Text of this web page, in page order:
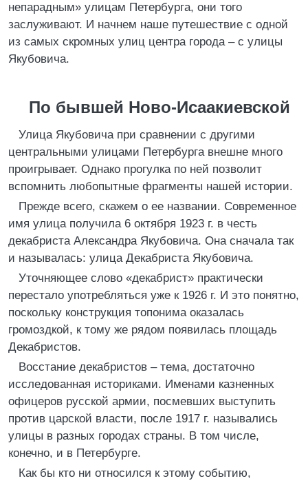
непарадным» улицам Петербурга, они того
заслуживают. И начнем наше путешествие с одной
из самых скромных улиц центра города – с улицы
Якубовича.
По бывшей Ново-Исаакиевской
Улица Якубовича при сравнении с другими
центральными улицами Петербурга внешне много
проигрывает. Однако прогулка по ней позволит
вспомнить любопытные фрагменты нашей истории.
Прежде всего, скажем о ее названии. Современное
имя улица получила 6 октября 1923 г. в честь
декабриста Александра Якубовича. Она сначала так
и называлась: улица Декабриста Якубовича.
Уточняющее слово «декабрист» практически
перестало употребляться уже к 1926 г. И это понятно,
поскольку конструкция топонима оказалась
громоздкой, к тому же рядом появилась площадь
Декабристов.
Восстание декабристов – тема, достаточно
исследованная историками. Именами казненных
офицеров русской армии, посмевших выступить
против царской власти, после 1917 г. назывались
улицы в разных городах страны. В том числе,
конечно, и в Петербурге.
Как бы кто ни относился к этому событию,